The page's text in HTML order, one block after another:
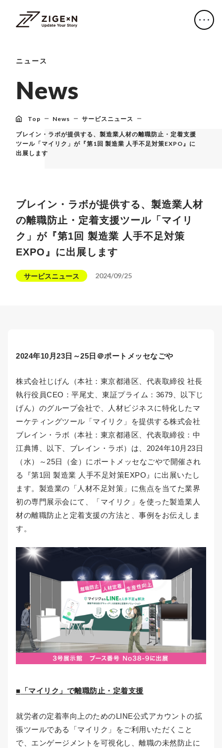
ニュース
News
Top News サービスニュース
ブレイン・ラボが提供する、製造業人材の離職防止・定着支援
ツール「マイリク」が『第1回 製造業 人手不足対策EXPO』に
出展します
ブレイン・ラボが提供する、製造業人材
の離職防止・定着支援ツール「マイリ
ク」が『第1回 製造業 人手不足対策
EXPO』に出展します
サービスニュース 2024/09/25
2024年10月23日～25日＠ポートメッセなごや
株式会社じげん（本社：東京都港区、代表取締役 社長
執行役員CEO：平尾丈、東証プライム：3679、以下じ
げん）のグループ会社で、人材ビジネスに特化したマ
ーケティングツール「マイリク」を提供する株式会社
ブレイン・ラボ（本社：東京都港区、代表取締役：中
江典博、以下、ブレイン・ラボ）は、2024年10月23日
（水）～25日（金）にポートメッセなごやで開催され
る『第1回 製造業 人手不足対策EXPO』に出展いたし
ます。製造業の「人材不足対策」に焦点を当てた業界
初の専門展示会にて、「マイリク」を使った製造業人
材の離職防止と定着支援の方法と、事例をお伝えしま
す。
■ 「マイリク」で離職防止・定着支援
就労者の定着率向上のためのLINE公式アカウントの拡
張ツールである「マイリク」をご利用いただくこと
で、エンゲージメントを可視化し、離職の未然防止に